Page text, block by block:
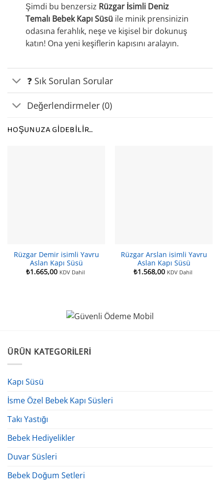
Şimdi bu benzersiz Rüzgar İsimli Deniz
Temalı Bebek Kapı Süsü ile minik prensinizin
odasına ferahlık, neşe ve kişisel bir dokunuş
katın! Ona yeni keşiflerin kapısını aralayın.
❓ Sık Sorulan Sorular
Değerlendirmeler (0)
HOŞUNUZA GIDEBILIR…
Rüzgar Demir isimli Yavru
Aslan Kapı Süsü
₺1.665,00 KDV Dahil
Rüzgar Arslan isimli Yavru
Aslan Kapı Süsü
₺1.568,00 KDV Dahil
ÜRÜN KATEGORILERI
Kapı Süsü
İsme Özel Bebek Kapı Süsleri
Takı Yastığı
Bebek Hediyelikler
Duvar Süsleri
Bebek Doğum Setleri